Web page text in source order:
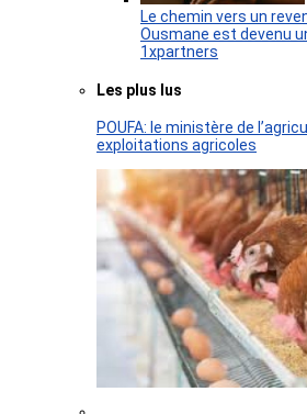
Le chemin vers un
Ousmane est devenu
1xpartners
Les plus lus
POUFA: le ministère de
exploitations agricoles